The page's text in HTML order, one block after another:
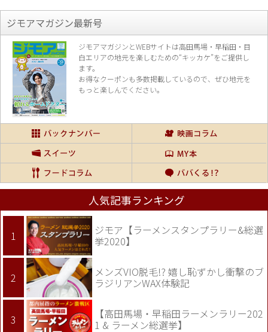
ジモアマガジン最新号
ジモアマガジンとWEBサイトは高田馬場・早稲田・目
白エリアの地元を楽しむための“キッカケ”をご提供し
ます。
お得なクーポンも多数掲載しているので、 ぜひ地元を
もっと楽しんでください。
人気記事ランキング
ジモア【ラーメンスタンプラリー&総選
挙2020】
メンズVIO脱毛!? 嬉し恥ずかし衝撃のブ
ラジリアンWAX体験記
【高田馬場・早稲田ラーメンラリー202
1 & ラーメン総選挙】